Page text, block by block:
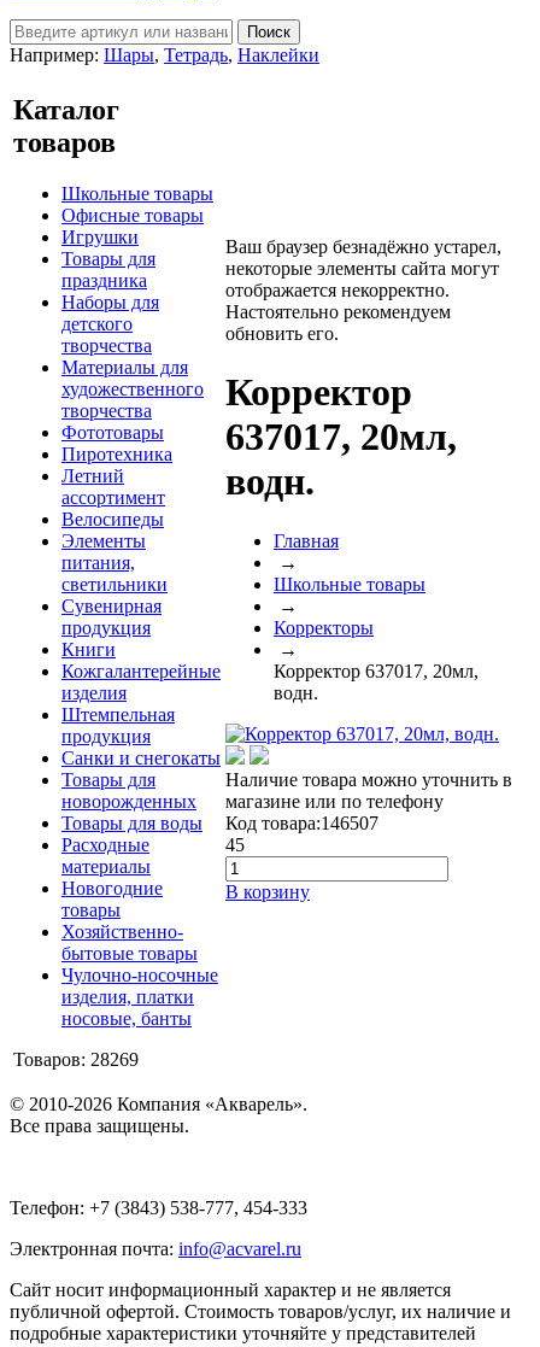
Например: Шары, Тетрадь, Наклейки
Каталог
товаров
Школьные товары
Офисные товары
Игрушки
Товары для
праздника
Наборы для
детского
творчества
Материалы для
художественного
творчества
Фототовары
Пиротехника
Летний
ассортимент
Велосипеды
Элементы
питания,
светильники
Сувенирная
продукция
Книги
Кожгалантерейные
изделия
Штемпельная
продукция
Санки и снегокаты
Товары для
новорожденных
Товары для воды
Расходные
материалы
Новогодние
товары
Хозяйственно-
бытовые товары
Чулочно-носочные
изделия, платки
носовые, банты
Товаров: 28269
Ваш браузер безнадёжно устарел,
некоторые элементы сайта могут
отображается некорректно.
Настоятельно рекомендуем
обновить его.
Корректор
637017, 20мл,
водн.
Главная
→
Школьные товары
→
Корректоры
→
Корректор 637017, 20мл,
водн.
Наличие товара можно уточнить в
магазине или по телефону
Код товара:146507
45
В корзину
© 2010-2026 Компания «Акварель».
Все права защищены.
Телефон: +7 (3843) 538-777, 454-333
Электронная почта: info@acvarel.ru
Сайт носит информационный характер и не является
публичной офертой. Стоимость товаров/услуг, их наличие и
подробные характеристики уточняйте у представителей